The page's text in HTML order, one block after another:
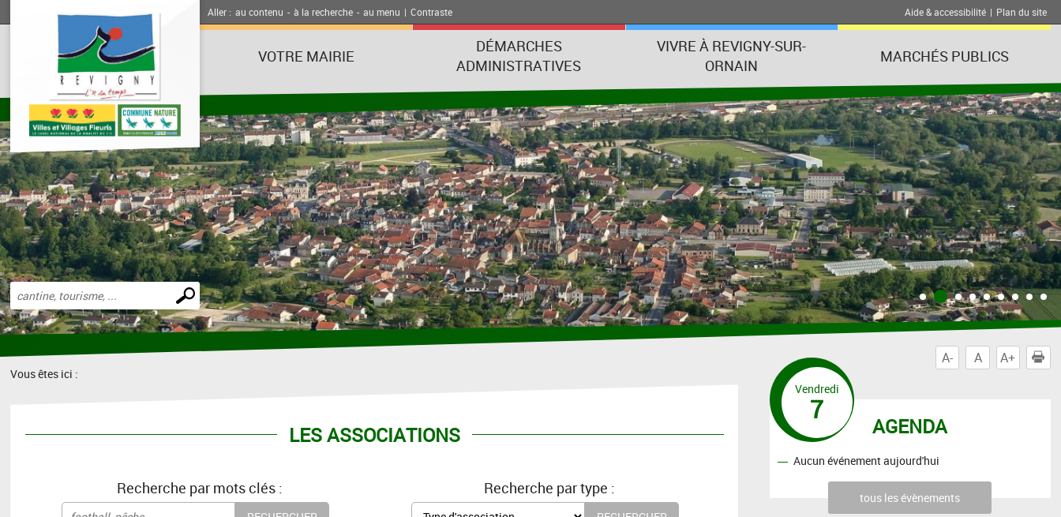
Aller : au contenu - à la recherche - au menu | Contraste Aide & accessibilité | Plan du site
VOTRE MAIRIE
DÉMARCHES
ADMINISTRATIVES
VIVRE À REVIGNY-SUR-
ORNAIN
MARCHÉS PUBLICS
Effectuer
une
recherche
A- A A+
Vous êtes ici :
LES ASSOCIATIONS
Recherche par mots clés : Recherche par type :
AGENDA
Vendredi
7
Aucun événement aujourd'hui
tous les évènements